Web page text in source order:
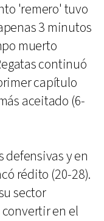
'remero' tuvo
3 minutos
muerto
continuó
capítulo
aceitado (6-
defensivas y en
rédito (20-28).
sector
en el